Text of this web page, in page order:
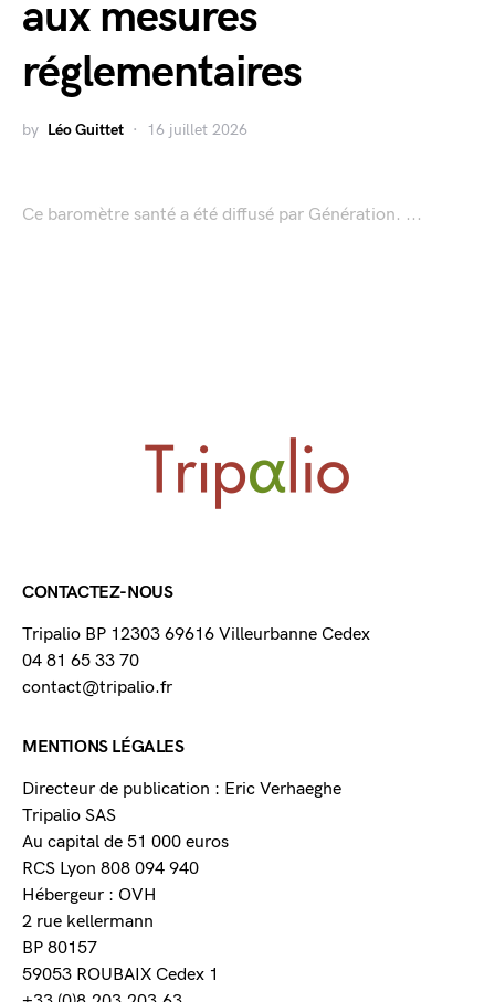
aux mesures
réglementaires
by Léo Guittet 16 juillet 2026
Ce baromètre santé a été diffusé par Génération. ...
CONTACTEZ-NOUS
Tripalio BP 12303 69616 Villeurbanne Cedex
04 81 65 33 70
contact@tripalio.fr
MENTIONS LÉGALES
Directeur de publication : Eric Verhaeghe
Tripalio SAS
Au capital de 51 000 euros
RCS Lyon 808 094 940
Hébergeur : OVH
2 rue kellermann
BP 80157
59053 ROUBAIX Cedex 1